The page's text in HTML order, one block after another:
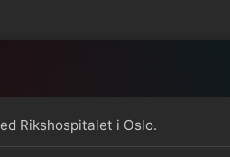
Rikshospitalet i Oslo.